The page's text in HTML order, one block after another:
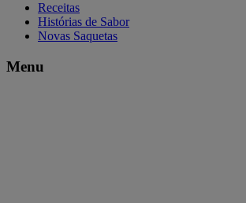
Receitas
Histórias de Sabor
Novas Saquetas
Menu